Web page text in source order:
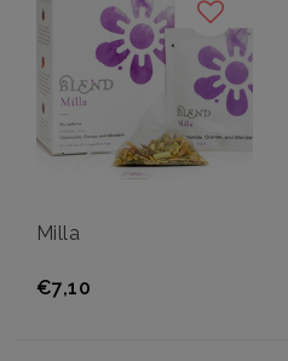
Milla
€7,10